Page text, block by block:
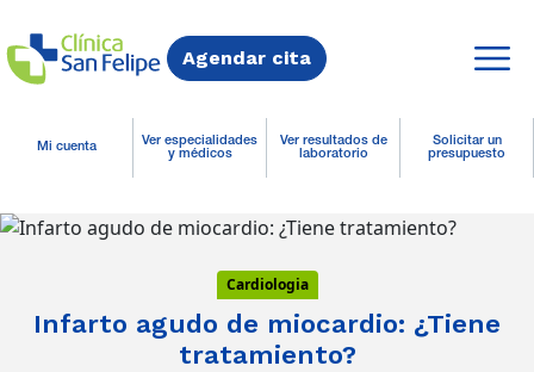
Agendar cita
Mi cuenta
Ver especialidades
y médicos
Ver resultados de
laboratorio
Solicitar un
presupuesto
Cardiologia
Infarto agudo de miocardio: ¿Tiene
tratamiento?